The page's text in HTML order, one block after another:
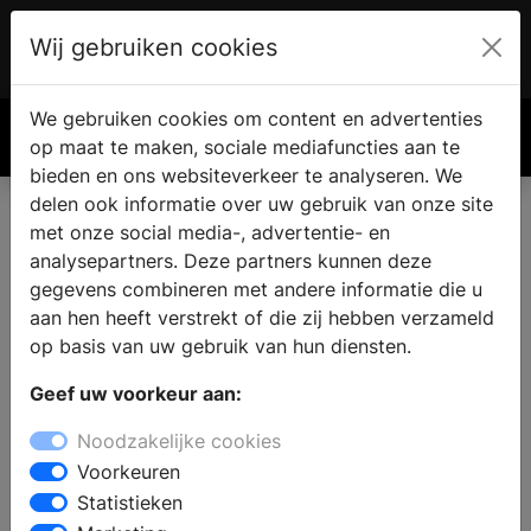
€ 0.00
Wij gebruiken cookies
We gebruiken cookies om content en advertenties
op maat te maken, sociale mediafuncties aan te
bieden en ons websiteverkeer te analyseren. We
delen ook informatie over uw gebruik van onze site
met onze social media-, advertentie- en
analysepartners. Deze partners kunnen deze
gegevens combineren met andere informatie die u
aan hen heeft verstrekt of die zij hebben verzameld
op basis van uw gebruik van hun diensten.
Geef uw voorkeur aan:
Noodzakelijke cookies
Voorkeuren
Statistieken